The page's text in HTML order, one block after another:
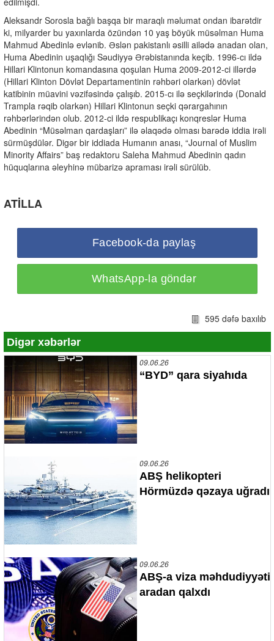
Aleksandr Sorosla bağlı başqa bir maraqlı məlumat ondan ibarətdir
ki, milyarder bu yaxınlarda özündən 10 yaş böyük müsəlman Huma
Mahmud Abedinlə evlənib. Əslən pakistanlı əsilli ailədə anadan olan,
Huma Abedinin uşaqlığı Səudiyyə Ərəbistanında keçib. 1996-cı ildə
Hillari Klintonun komandasına qoşulan Huma 2009-2012-ci illərdə
(Hillari Klinton Dövlət Departamentinin rəhbəri olarkən) dövlət
katibinin müavini vəzifəsində çalışıb. 2015-cı ilə seçkilərində (Donald
Trampla rəqib olarkən) Hillari Klintonun seçki qərargahının
rəhbərlərindən olub. 2012-ci ildə respublikaçı konqreslər Huma
Abedinin “Müsəlman qardaşları” ilə əlaqədə olması barədə iddia irəli
sürmüşdülər. Digər bir iddiada Humanın anası, “Journal of Muslim
Minority Affairs” baş redaktoru Saleha Mahmud Abedinin qadın
hüquqlarına əleyhinə mübarizə apraması irəli sürülüb.
ATİLLA
Facebook-da paylaş
WhatsApp-la göndər
595 dəfə baxılıb
Digər xəbərlər
09.06.26
“BYD” qara siyahıda
09.06.26
ABŞ helikopteri
Hörmüzdə qəzaya uğradı
09.06.26
ABŞ-a viza məhdudiyyəti
aradan qalxdı